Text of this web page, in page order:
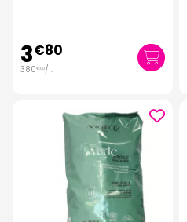
3€80
380€00/l.